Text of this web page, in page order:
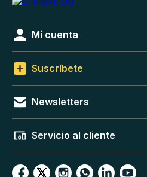
Mi cuenta
Suscríbete
Newsletters
Servicio al cliente